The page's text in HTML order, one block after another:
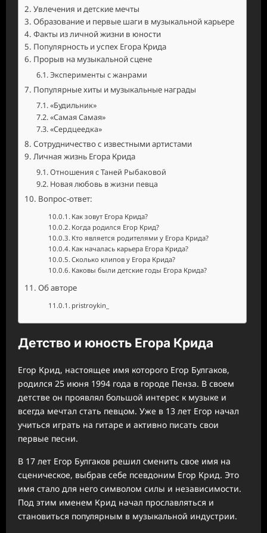
Увлечения и детские мечты
Образование и первые шаги в музыкальной карьере
Факты из личной жизни в юности
Популярность и успех Егора Крида
Прорыв на музыкальной сцене
Эксперименты с жанрами
Популярные хиты и музыкальные награды
«Будильник»
«Самая Самая»
«Сердцеедка»
Сотрудничество с известными артистами
Личная жизнь Егора Крида
Отношения с Таней Рыбаковой
Новая любовь в жизни певца
Вопрос-ответ:
Как зовут Егора Крида?
Когда родился Егор Крид?
Кто является родителями у Егора Крида?
Как началась карьера Егора Крида?
Сколько клипов у Егора Крида?
Каковы были детские годы Егора Крида?
Об авторе
pristroykin_
Детство и юность Егора Крида
Егор Крид, настоящее имя которого Егор Булгаков,
родился 25 июня 1994 года в городе Пенза. В своем
детстве он проявлял большой интерес к музыке и
всегда мечтал стать певцом. Уже в 13 лет Егор начал
учиться играть на гитаре и активно писать свои
первые песни.
В 17 лет Егор Булгаков решил сменить свое имя на
сценическое, выбрав себе псевдоним Егор Крид. Это
имя стало для него символом силы и независимости.
Под этим именем Крид начал прославляться и
становиться популярным в музыкальной индустрии.